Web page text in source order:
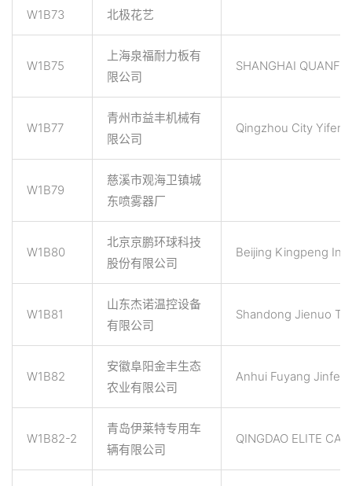
W1B73 北极花艺
W1B75
上海泉福耐力板有
限公司
SHANGHAI QUANFU
W1B77
青州市益丰机械有
限公司
Qingzhou City
W1B79
慈溪市观海卫镇城
东喷雾器厂
W1B80
北京京鹏环球科技
股份有限公司
Beijing Kingpeng
W1B81
山东杰诺温控设备
有限公司
Shandong Jienuo
W1B82
安徽阜阳金丰生态
农业有限公司
Anhui Fuyang
W1B82-2
青岛伊莱特专用车
辆有限公司
QINGDAO ELITE